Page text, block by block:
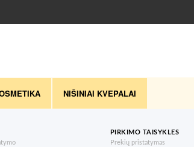
NIŠINIAI KVEPALAI
PIRKIMO TAISYKLES
Prekių pristatymas